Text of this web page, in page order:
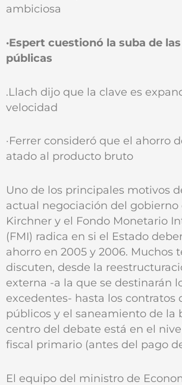
ambiciosa
·Espert cuestionó la suba de
públicas
.Llach dijo que la clave es
velocidad
·Ferrer consideró que el ahorro
atado al producto bruto
Uno de los principales motivos
actual negociación del gobierno
Kirchner y el Fondo Monetario
(FMI) radica en si el Estado
ahorro en 2005 y 2006. Muchos
discuten, desde la
externa -a la que se destinarán
excedentes- hasta los contratos
públicos y el saneamiento de la
centro del debate está en el
fiscal primario (antes del pago
El equipo del ministro de